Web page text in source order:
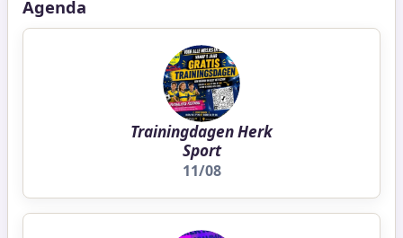
Agenda
Trainingdagen Herk
Sport
11/08